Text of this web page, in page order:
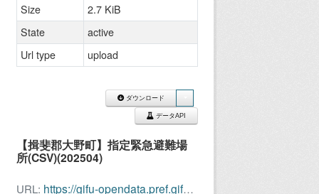
ダウンロード
データAPI
【揖斐郡大野町】指定緊急避難場
所(CSV)(202504)
URL: https://gifu-opendata.pref.gifu.lg.jp/dataset/64844df4-fb0e-486c-afb6-98aa6e002e85/resource/2d4603f4-a8a2-4e66-8fb8-83b1d1ebbd1e/download/ono_kinkyuuhinan_202504.csv
Size
2.7 KiB
State
active
Url type
upload